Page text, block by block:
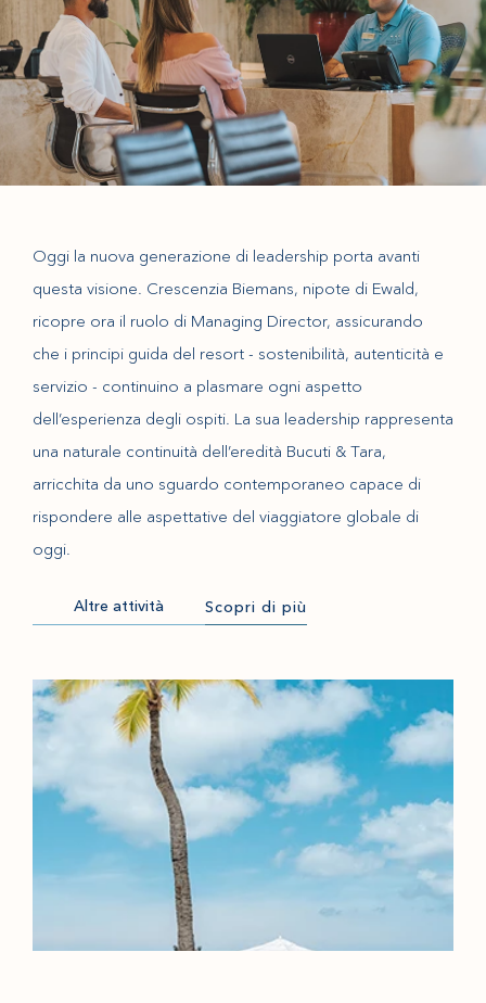
Oggi la nuova generazione di leadership porta avanti
questa visione. Crescenzia Biemans, nipote di Ewald,
ricopre ora il ruolo di Managing Director, assicurando
che i principi guida del resort - sostenibilità, autenticità e
servizio - continuino a plasmare ogni aspetto
dell’esperienza degli ospiti. La sua leadership rappresenta
una naturale continuità dell’eredità Bucuti & Tara,
arricchita da uno sguardo contemporaneo capace di
rispondere alle aspettative del viaggiatore globale di
oggi.
Altre attività Scopri di più